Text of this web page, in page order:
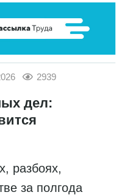
2939
дел:
разбоях,
за полгода